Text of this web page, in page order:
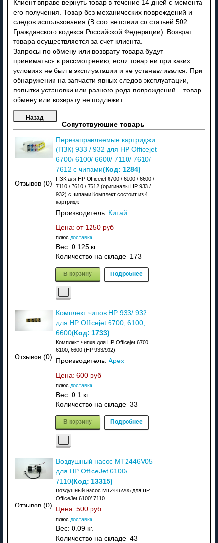
Клиент вправе вернуть товар в течение 14 дней с момента
его получения. Товар без механических повреждений и
следов использования (В соответствии со статьей 502
Гражданского кодекса Российской Федерации). Возврат
товара осуществляется за счет клиента.
Запросы по обмену или возврату товара будут
приниматься к рассмотрению, если товар ни при каких
условиях не был в эксплуатации и не устанавливался. При
обнаружении на запчасти явных следов эксплуатации,
попытки установки или разного рода повреждений – товар
обмену или возврату не подлежит.
Сопутствующие товары
Отзывов (0)
Перезаправляемые картриджи
(ПЗК) 933 / 932 для HP Officejet
6700/ 6100/ 6600/ 7110/ 7610/
7612 с чипами(Код: 1284)
ПЗК для HP Officejet 6700 / 6100 / 6600 /
7110 / 7610 / 7612 (оригиналы HP 933 /
932) с чипами Комплект состоит из 4
картридж
Производитель: Китай
Цена: от 1250 руб
плюс доставка
Вес: 0.125 кг.
Количество на складе: 173
В корзину Подробнее
Отзывов (0)
Комплект чипов HP 933/ 932
для HP Officejet 6700, 6100,
6600(Код: 1733)
Комплект чипов для HP Officejet 6700,
6100, 6600 (HP 933/932)
Производитель: Apex
Цена: 600 руб
плюс доставка
Вес: 0.1 кг.
Количество на складе: 33
В корзину Подробнее
Отзывов (0)
Воздушный насос MT2446V05
для HP OfficeJet 6100/
7110(Код: 13315)
Воздушный насос MT2446V05 для HP
OfficeJet 6100/ 7110
Цена: 500 руб
плюс доставка
Вес: 0.09 кг.
Количество на складе: 43